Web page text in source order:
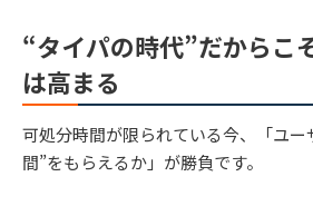
“タイパの時代”だからこ
は高まる
可処分時間が限られている今、「ユー
間”をもらえるか」が勝負です。